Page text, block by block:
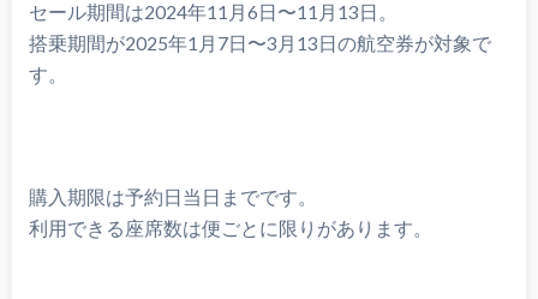
セール期間は2024年11月6日〜11月13日。
搭乗期間が2025年1月7日〜3月13日の航空券が対象で
す。
購入期限は予約日当日までです。
利用できる座席数は便ごとに限りがあります。